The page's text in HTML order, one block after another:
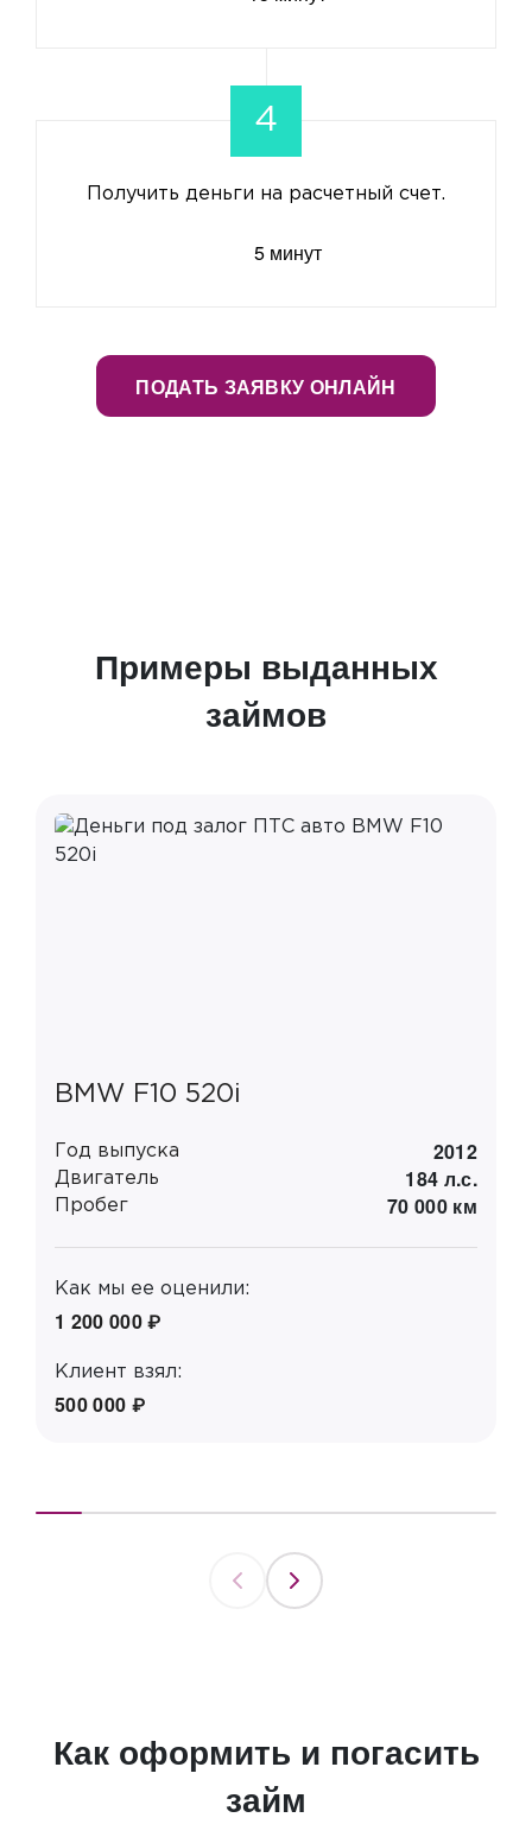
4
Получить деньги на расчетный счет.
5 минут
ПОДАТЬ ЗАЯВКУ ОНЛАЙН
Примеры выданных
займов
BMW F10 520i
Год выпуска 2012
Двигатель 184 л.с.
Пробег 70 000 км
Как мы ее оценили:
1 200 000 ₽
Клиент взял:
500 000 ₽
Как оформить и погасить
займ